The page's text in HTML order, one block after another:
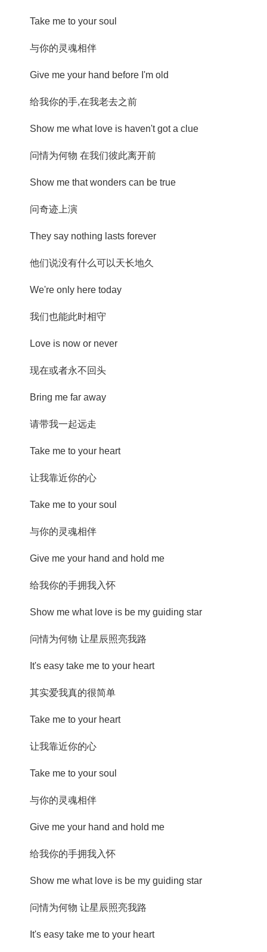
Take me to your soul
与你的灵魂相伴
Give me your hand before I'm old
给我你的手,在我老去之前
Show me what love is haven't got a clue
问情为何物 在我们彼此离开前
Show me that wonders can be true
问奇迹上演
They say nothing lasts forever
他们说没有什么可以天长地久
We're only here today
我们也能此时相守
Love is now or never
现在或者永不回头
Bring me far away
请带我一起远走
Take me to your heart
让我靠近你的心
Take me to your soul
与你的灵魂相伴
Give me your hand and hold me
给我你的手拥我入怀
Show me what love is be my guiding star
问情为何物 让星辰照亮我路
It's easy take me to your heart
其实爱我真的很简单
Take me to your heart
让我靠近你的心
Take me to your soul
与你的灵魂相伴
Give me your hand and hold me
给我你的手拥我入怀
Show me what love is be my guiding star
问情为何物 让星辰照亮我路
It's easy take me to your heart